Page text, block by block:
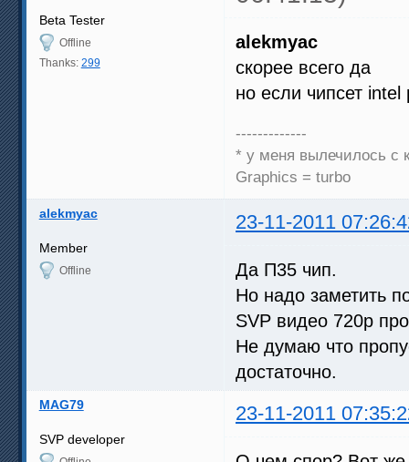
Beta Tester
Offline
Thanks: 299
alekmyac
скорее всего да
но если чипсет
-------------
* у меня вылечилось с
Graphics = turbo
alekmyac 23-11-2011
Member
Offline
Да П35 чип.
Но надо заметить
SVP видео 720р
Не думаю что
достаточно.
MAG79 23-11-2011
SVP developer